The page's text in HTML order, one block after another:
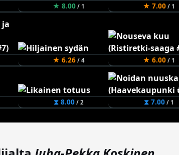
★ 8.00/ 1 ★ 7.00/ 1
★ 6.26/ 4 ★ 6.00/ 1
⧗ 8.00/ 2 ⧗ 7.00/ 1